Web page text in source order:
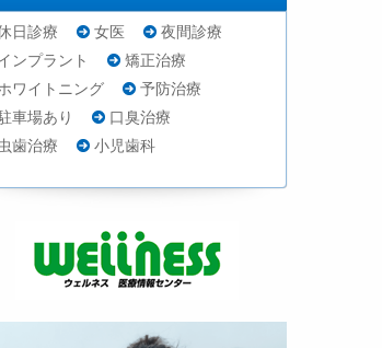
日診療 女医
夜間診療
ンプラント
矯正治療
ワイトニング
予防治療
車場あり
口臭治療
歯治療
小児歯科